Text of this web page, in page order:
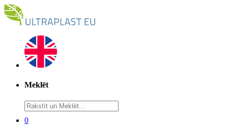
Meklēt
0